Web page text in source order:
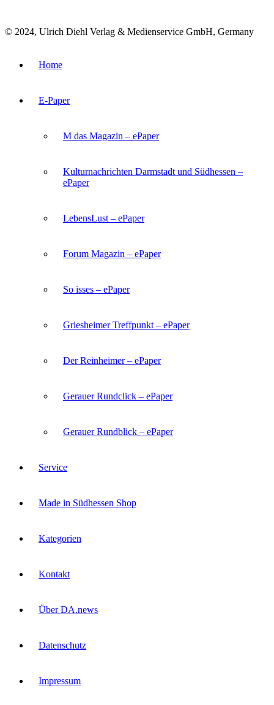
© 2024, Ulrich Diehl Verlag & Medienservice GmbH, Germany
Home
E-Paper
M das Magazin – ePaper
Kulturnachrichten Darmstadt und Südhessen –
ePaper
LebensLust – ePaper
Forum Magazin – ePaper
So isses – ePaper
Griesheimer Treffpunkt – ePaper
Der Reinheimer – ePaper
Gerauer Rundclick – ePaper
Gerauer Rundblick – ePaper
Service
Made in Südhessen Shop
Kategorien
Kontakt
Über DA.news
Datenschutz
Impressum